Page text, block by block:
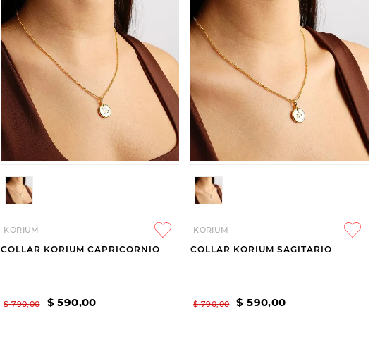
KORIUM
COLLAR KORIUM CAPRICORNIO
$ 790,00 $ 590,00
KORIUM
COLLAR KORIUM SAGITARIO
$ 790,00 $ 590,00